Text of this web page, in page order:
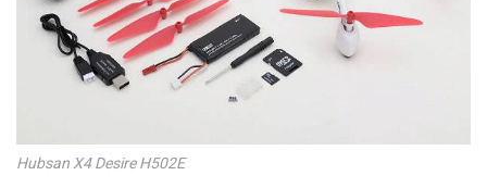
Hubsan X4 Desire H502E